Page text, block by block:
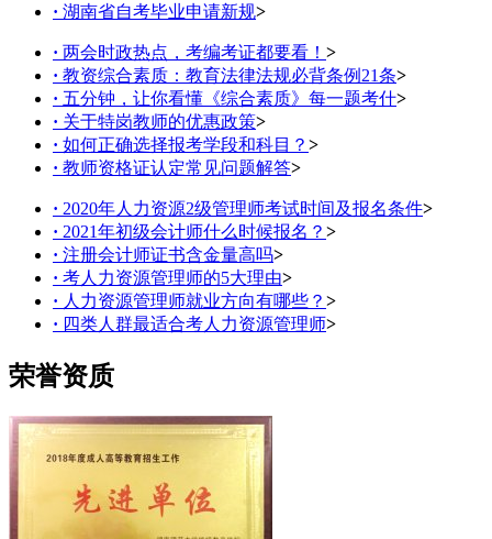
· 湖南省自考毕业申请新规>
· 两会时政热点，考编考证都要看！ >
· 教资综合素质：教育法律法规必背条例21条>
· 五分钟，让你看懂《综合素质》每一题考什>
· 关于特岗教师的优惠政策>
· 如何正确选择报考学段和科目？ >
· 教师资格证认定常见问题解答>
· 2020年人力资源2级管理师考试时间及报名条件>
· 2021年初级会计师什么时候报名？ >
· 注册会计师证书含金量高吗>
· 考人力资源管理师的5大理由>
· 人力资源管理师就业方向有哪些？ >
· 四类人群最适合考人力资源管理师>
荣誉资质